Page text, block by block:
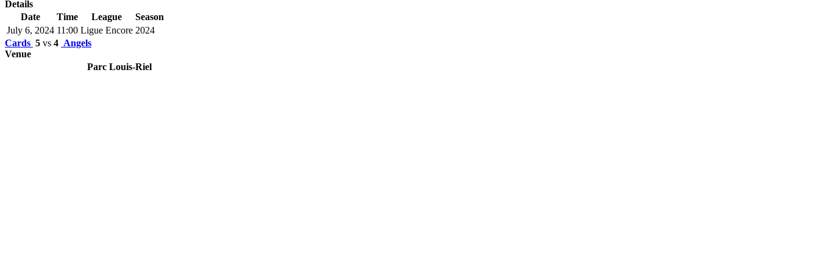
Details
Date
Time League
Season
July 6, 2024 11:00 Ligue Encore 2024
Cards 5 vs 4 Angels
Venue
Parc Louis-Riel